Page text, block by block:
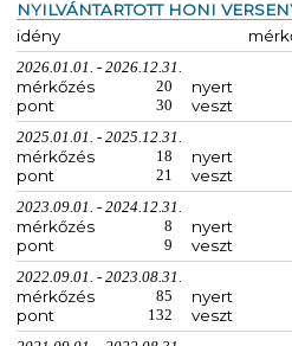
NYILVÁNTARTOTT HONI
idény
2026.01.01. - 2026.12.31.
mérkőzés 20 nyert
pont 30 veszt
2025.01.01. - 2025.12.31.
mérkőzés 18 nyert
pont 21 veszt
2023.09.01. - 2024.12.31.
mérkőzés 8 nyert
pont 9 veszt
2022.09.01. - 2023.08.31.
mérkőzés 85 nyert
pont 132 veszt